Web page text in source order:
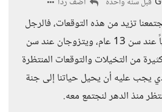
تزيد من هذه التوقعات، فالرجل
والمرأة يبلغان جسدياً عند سن 13 عام، ويتزوجان عند سن
كثيرة من التخيلات والتوقعات المنتظرة
يجب عليه أن يحيل حياتنا إلى جنة
منذ الدهر لنجتمع معه.